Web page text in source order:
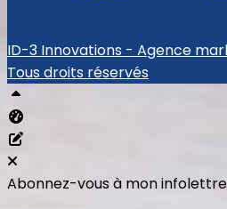
ID-3 Innovations - Agence
Tous droits réservés
Abonnez-vous à mon infolettre